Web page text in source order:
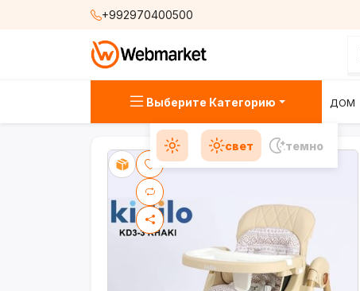
+992970400500
Выберите Категорию ДОМ
свет темно